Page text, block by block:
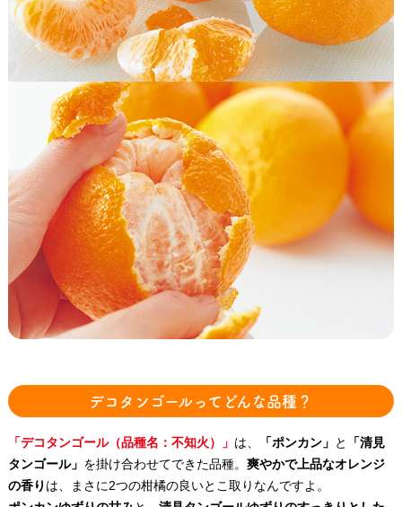
デコタンゴールってどんな品種？
「デコタンゴール（品種名：不知火）」 は、 「ポンカン」 と
「清見
タンゴール」 を掛け合わせてできた品種。 爽やかで上品なオレンジ
の香り は、まさに2つの柑橘の良いとこ取りなんですよ。